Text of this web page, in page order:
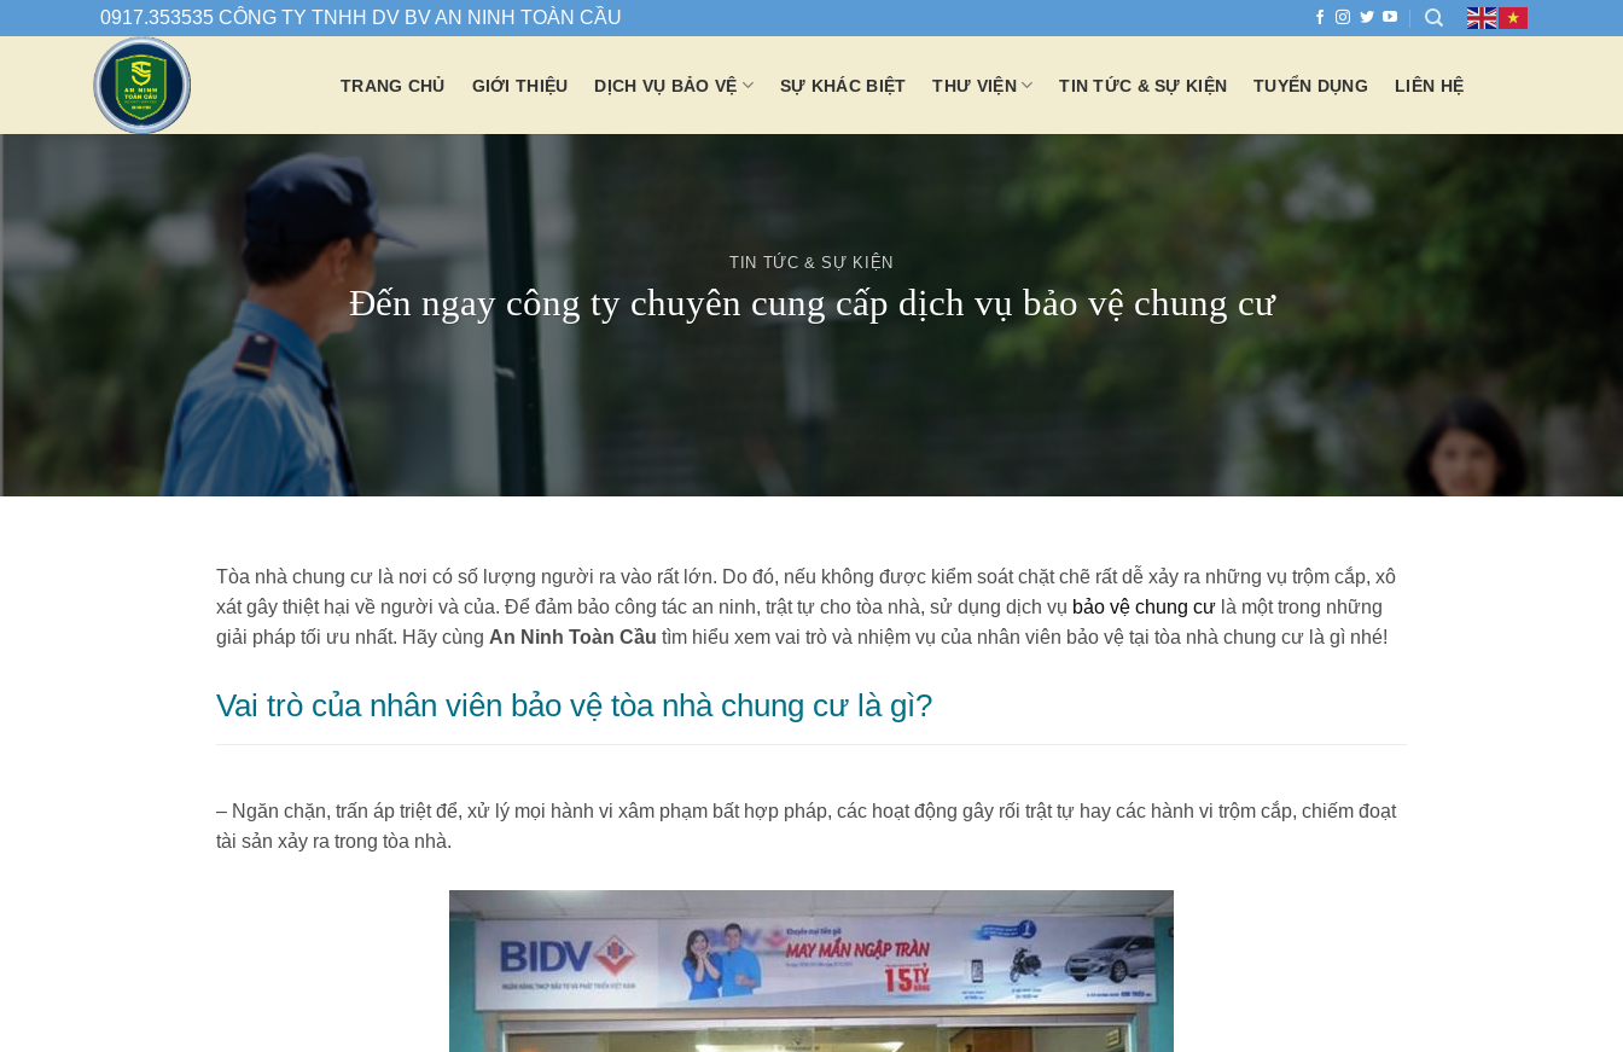
0917.353535 CÔNG TY TNHH DV BV AN NINH TOÀN CẦU
TRANG CHỦ GIỚI THIỆU DỊCH VỤ BẢO VỆ SỰ KHÁC BIỆT THƯ VIỆN TIN TỨC & SỰ KIỆN TUYỂN DỤNG LIÊN HỆ
TIN TỨC & SỰ KIỆN
Đến ngay công ty chuyên cung cấp dịch vụ bảo vệ chung cư
Tòa nhà chung cư là nơi có số lượng người ra vào rất lớn. Do đó, nếu không được kiểm soát chặt chẽ rất dễ xảy ra những vụ trộm cắp, xô
xát gây thiệt hại về người và của. Để đảm bảo công tác an ninh, trật tự cho tòa nhà, sử dụng dịch vụ bảo vệ chung cưlà một trong những
giải pháp tối ưu nhất. Hãy cùng An Ninh Toàn Cầu tìm hiểu xem vai trò và nhiệm vụ của nhân viên bảo vệ tại tòa nhà chung cư là gì nhé!
Vai trò của nhân viên bảo vệ tòa nhà chung cư là gì?
– Ngăn chặn, trấn áp triệt để, xử lý mọi hành vi xâm phạm bất hợp pháp, các hoạt động gây rối trật tự hay các hành vi trộm cắp, chiếm đoạt
tài sản xảy ra trong tòa nhà.